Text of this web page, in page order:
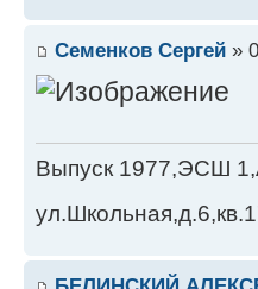
Семенков Сергей »
Выпуск 1977,ЭСШ